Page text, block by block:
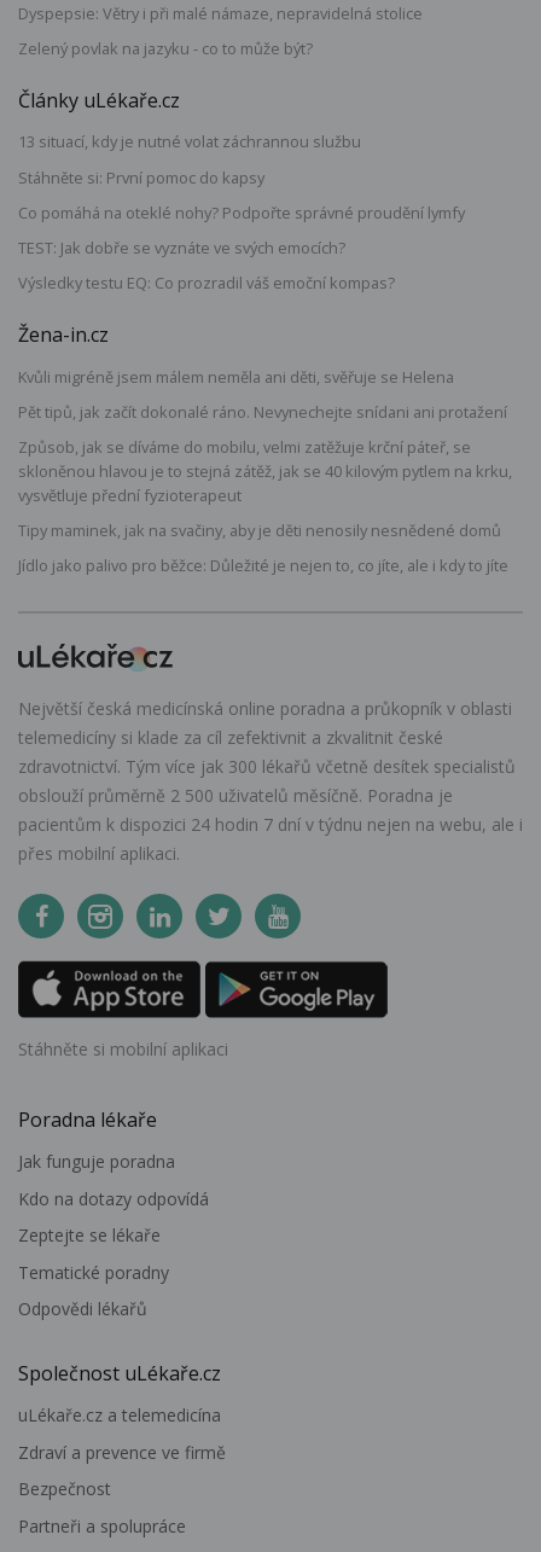
Dyspepsie: Větry i při malé námaze, nepravidelná stolice
Zelený povlak na jazyku - co to může být?
Články uLékaře.cz
13 situací, kdy je nutné volat záchrannou službu
Stáhněte si: První pomoc do kapsy
Co pomáhá na oteklé nohy? Podpořte správné proudění lymfy
TEST: Jak dobře se vyznáte ve svých emocích?
Výsledky testu EQ: Co prozradil váš emoční kompas?
Žena-in.cz
Kvůli migréně jsem málem neměla ani děti, svěřuje se Helena
Pět tipů, jak začít dokonalé ráno. Nevynechejte snídani ani protažení
Způsob, jak se díváme do mobilu, velmi zatěžuje krční páteř, se
skloněnou hlavou je to stejná zátěž, jak se 40 kilovým pytlem na krku,
vysvětluje přední fyzioterapeut
Tipy maminek, jak na svačiny, aby je děti nenosily nesnědené domů
Jídlo jako palivo pro běžce: Důležité je nejen to, co jíte, ale i kdy to jíte
Největší česká medicínská online poradna a průkopník v oblasti
telemedicíny si klade za cíl zefektivnit a zkvalitnit české
zdravotnictví. Tým více jak 300 lékařů včetně desítek specialistů
obslouží průměrně 2 500 uživatelů měsíčně. Poradna je
pacientům k dispozici 24 hodin 7 dní v týdnu nejen na webu, ale i
přes mobilní aplikaci.
Stáhněte si mobilní aplikaci
Poradna lékaře
Jak funguje poradna
Kdo na dotazy odpovídá
Zeptejte se lékaře
Tematické poradny
Odpovědi lékařů
Společnost uLékaře.cz
uLékaře.cz a telemedicína
Zdraví a prevence ve firmě
Bezpečnost
Partneři a spolupráce